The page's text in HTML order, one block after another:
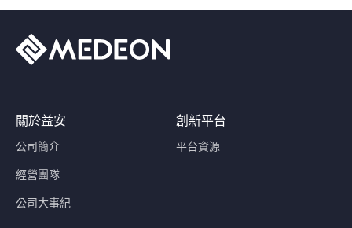
關於益安
公司簡介
經營團隊
公司大事紀
創新平台
平台資源